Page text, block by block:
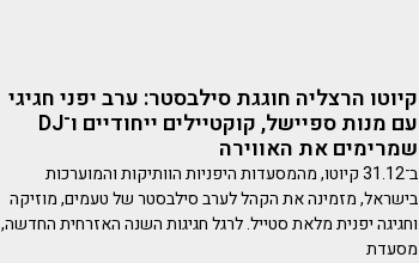
קיוטו הרצליה חוגגת סילבסטר: ערב יפני חגיגי
עם מנות ספיישל, קוקטיילים ייחודיים ו־DJ
שמרימים את האווירה
ב־31.12 קיוטו, מהמסעדות היפניות הוותיקות והמוערכות
בישראל, מזמינה את הקהל לערב סילבסטר של טעמים, מוזיקה
וחגיגה יפנית מלאת סטייל. לרגל חגיגות השנה האזרחית החדשה,
מסעדת